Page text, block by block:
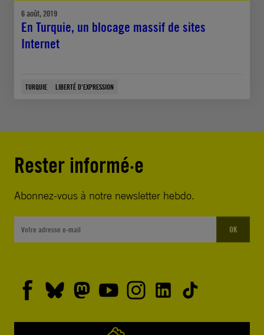
6 août, 2019
En Turquie, un blocage massif de sites
Internet
TURQUIE LIBERTÉ D'EXPRESSION
Rester informé·e
Abonnez-vous à notre newsletter hebdo.
OK